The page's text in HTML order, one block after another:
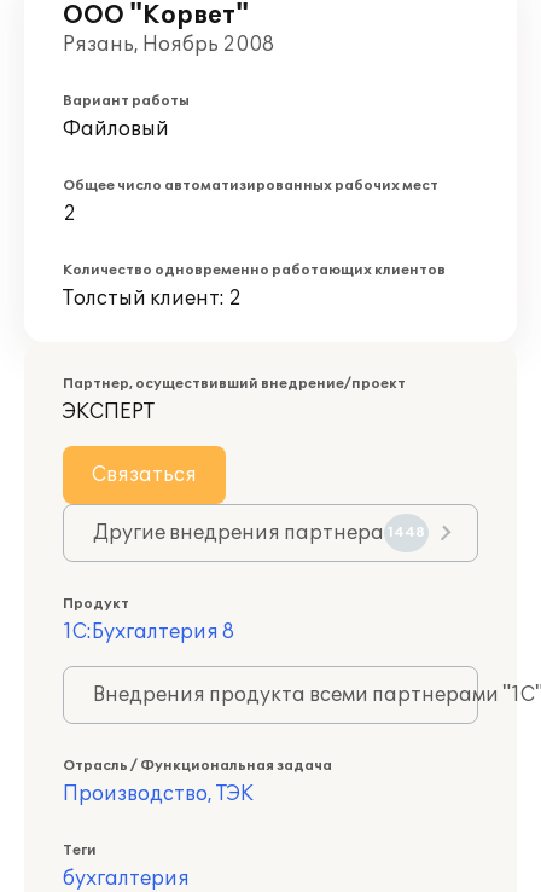
ООО "Корвет"
Рязань, Ноябрь 2008
Вариант работы
Файловый
Общее число автоматизированных рабочих мест
2
Количество одновременно работающих клиентов
Толстый клиент: 2
Партнер, осуществивший внедрение/проект
ЭКСПЕРТ
Связаться
Другие внедрения партнера 1448
Продукт
1С:Бухгалтерия 8
Внедрения продукта всеми партнерами
Отрасль / Функциональная задача
Производство, ТЭК
Теги
бухгалтерия